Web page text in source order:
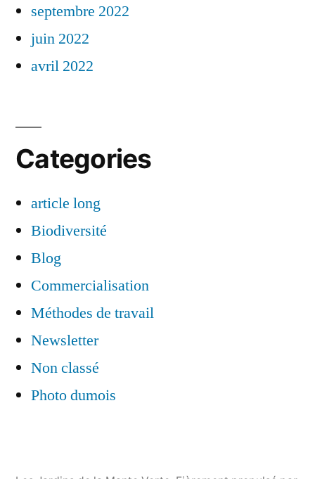
septembre 2022
juin 2022
avril 2022
Categories
article long
Biodiversité
Blog
Commercialisation
Méthodes de travail
Newsletter
Non classé
Photo dumois